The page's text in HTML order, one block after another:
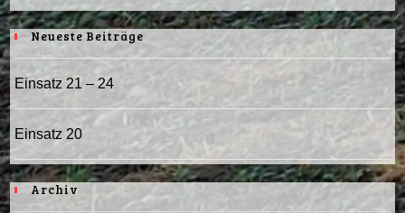
Neueste Beiträge
Einsatz 21 – 24
Einsatz 20
Archiv